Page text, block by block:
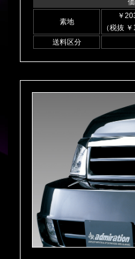
素地
￥
（税抜
送料区分